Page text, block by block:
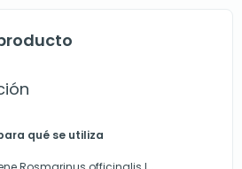
qué se utiliza